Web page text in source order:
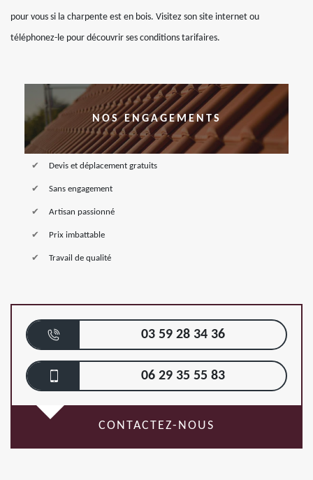
pour vous si la charpente est en bois. Visitez son site internet ou
téléphonez-le pour découvrir ses conditions tarifaires.
NOS ENGAGEMENTS
Devis et déplacement gratuits
Sans engagement
Artisan passionné
Prix imbattable
Travail de qualité
03 59 28 34 36
06 29 35 55 83
CONTACTEZ-NOUS